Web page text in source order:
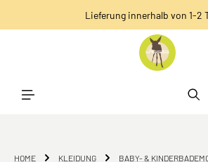
Lieferung innerhalb von 1-2
HOME KLEIDUNG BABY- &